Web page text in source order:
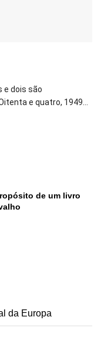
e dois são
e quatro, 1949...
de um livro
da Europa